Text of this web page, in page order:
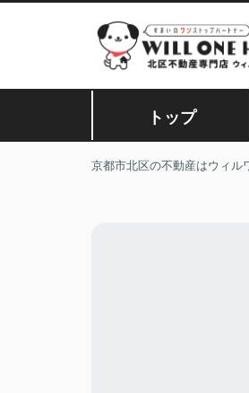
トップ
京都市北区の不動産はウィル